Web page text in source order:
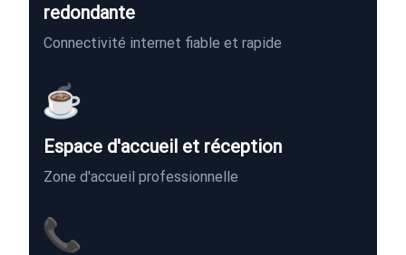
redondante
Connectivité internet fiable et rapide
☕
Espace d'accueil et réception
Zone d'accueil professionnelle
📞